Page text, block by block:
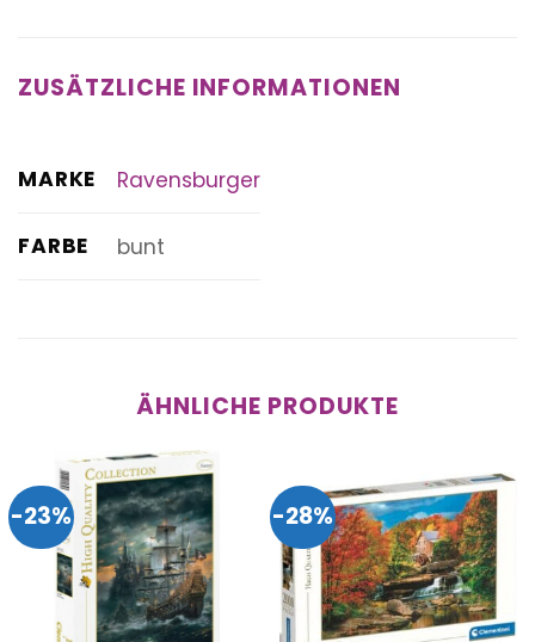
ZUSÄTZLICHE INFORMATIONEN
MARKE Ravensburger
FARBE bunt
ÄHNLICHE PRODUKTE
-23% -28%